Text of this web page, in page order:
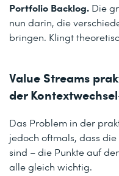
Portfolio Backlog. Die
nun darin, die
bringen. Klingt
Value Streams
der
Das Problem in der
jedoch oftmals, dass
sind – die Punkte auf
alle gleich wichtig.